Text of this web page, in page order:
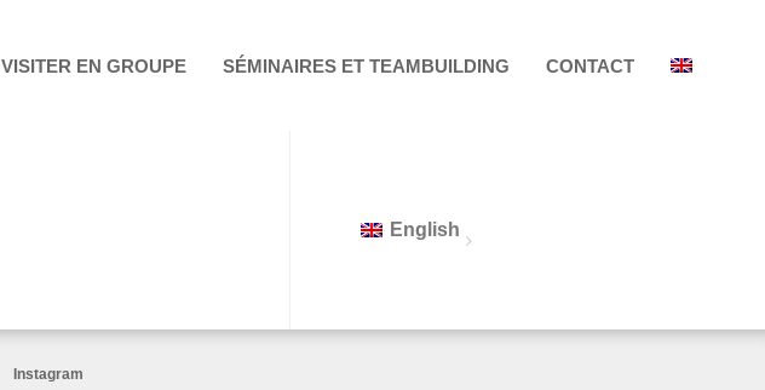
VISITER EN GROUPE SÉMINAIRES ET TEAMBUILDING CONTACT
English
Instagram